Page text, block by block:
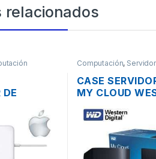
relacionados
DE
2
DE
Computación,
CASE
MY CLOUD
CON USB 3.0 Y
DE RED